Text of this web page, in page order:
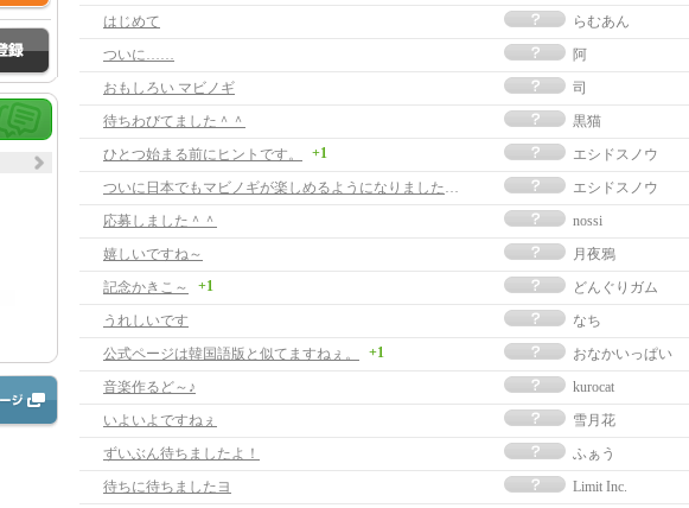
はじめて
らむあん
ついに……
阿
おもしろい マビノギ
司
待ちわびてました＾＾
黒猫
ひとつ始まる前にヒントです。
+1 エシドスノウ
ついに日本でもマビノギが楽しめるようになりましたね。
エシドスノウ
応募しました＾＾
nossi
嬉しいですね～
月夜鴉
記念かきこ～
+1 どんぐりガム
うれしいです
なち
公式ページは韓国語版と似てますねぇ。
+1 おなかいっぱい
音楽作るど～♪
kurocat
いよいよですねぇ
雪月花
ずいぶん待ちましたよ！
ふぁう
待ちに待ちましたヨ
Limit Inc.